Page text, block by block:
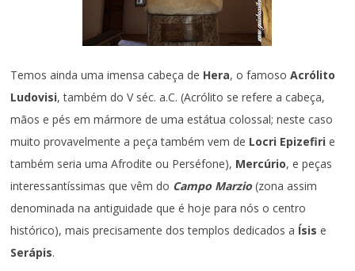
Temos ainda uma imensa cabeça de Hera, o famosoAcrólito
Ludovisi, também do V séc. a.C. (Acrólito se refere a cabeça,
mãos e pés em mármore de uma estátua colossal; neste caso
muito provavelmente a peça também vem de Locri Epizefirie
também seria uma Afrodite ou Perséfone), Mercúrio, e peças
interessantíssimas que vêm do Campo Marzio(zona assim
denominada na antiguidade que é hoje para nós o centro
histórico), mais precisamente dos templos dedicados a Ísise
Serápis.